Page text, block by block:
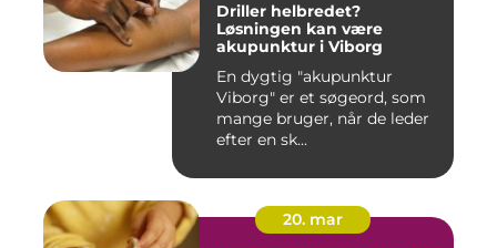
Driller helbredet?
Løsningen kan være
akupunktur i Viborg
En dygtig "akupunktur
Viborg" er et søgeord, som
mange bruger, når de leder
efter en sk...
20. mar